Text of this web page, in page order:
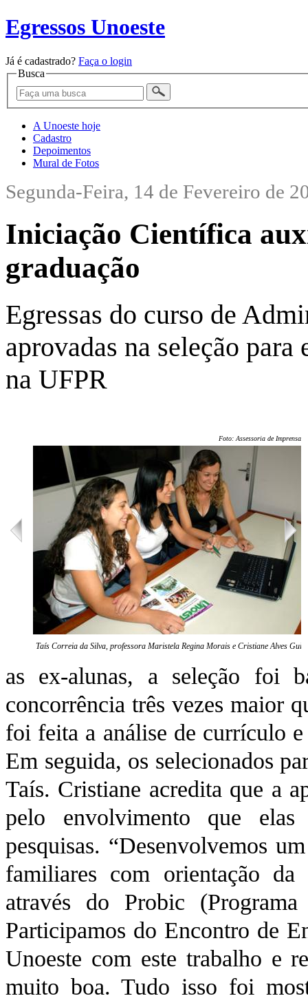
Egressos Unoeste
Já é cadastrado? Faça o login
Busca
A Unoeste hoje
Cadastro
Depoimentos
Mural de Fotos
Segunda-Feira, 14 de Fevereiro de
Iniciação Científica
graduação
Egressas do curso de
aprovadas na seleção
na UFPR
Foto: Assessoria de Imprensa/
Taís Correia da Silva, professora Maristela Regina Morais e Cristiane Alves
as ex-alunas, a seleção foi
concorrência três vezes maior
foi feita a análise de currículo
Em seguida, os selecionados
Taís. Cristiane acredita que a
pelo envolvimento que
pesquisas. “Desenvolvemos
familiares com orientação
através do Probic
Participamos do Encontro de
Unoeste com este trabalho e
muito boa. Tudo isso foi